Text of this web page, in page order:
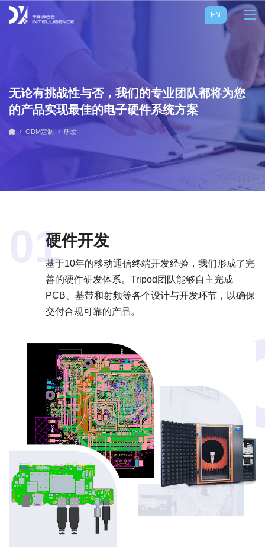
EN
无论有挑战性与否，我们的专业团队都将为您
的产品实现最佳的电子硬件系统方案
ODM定制 研发
01
硬件开发
基于10年的移动通信终端开发经验，我们形成了完
善的硬件研发体系。Tripod团队能够自主完成
PCB、基带和射频等各个设计与开发环节，以确保
交付合规可靠的产品。